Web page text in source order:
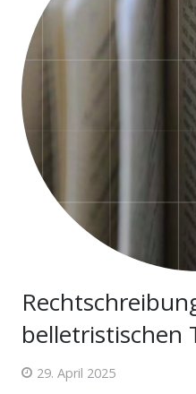
belletristischen
29. April 2025